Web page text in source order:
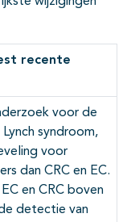
29-09-2025
29-09-2025
recente
voor de
syndroom,
voor
dan CRC en EC.
EC en CRC boven
detectie van